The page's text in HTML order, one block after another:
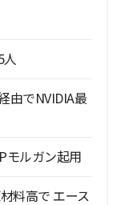
由でNVIDIA最
モルガン起用
料高で エース